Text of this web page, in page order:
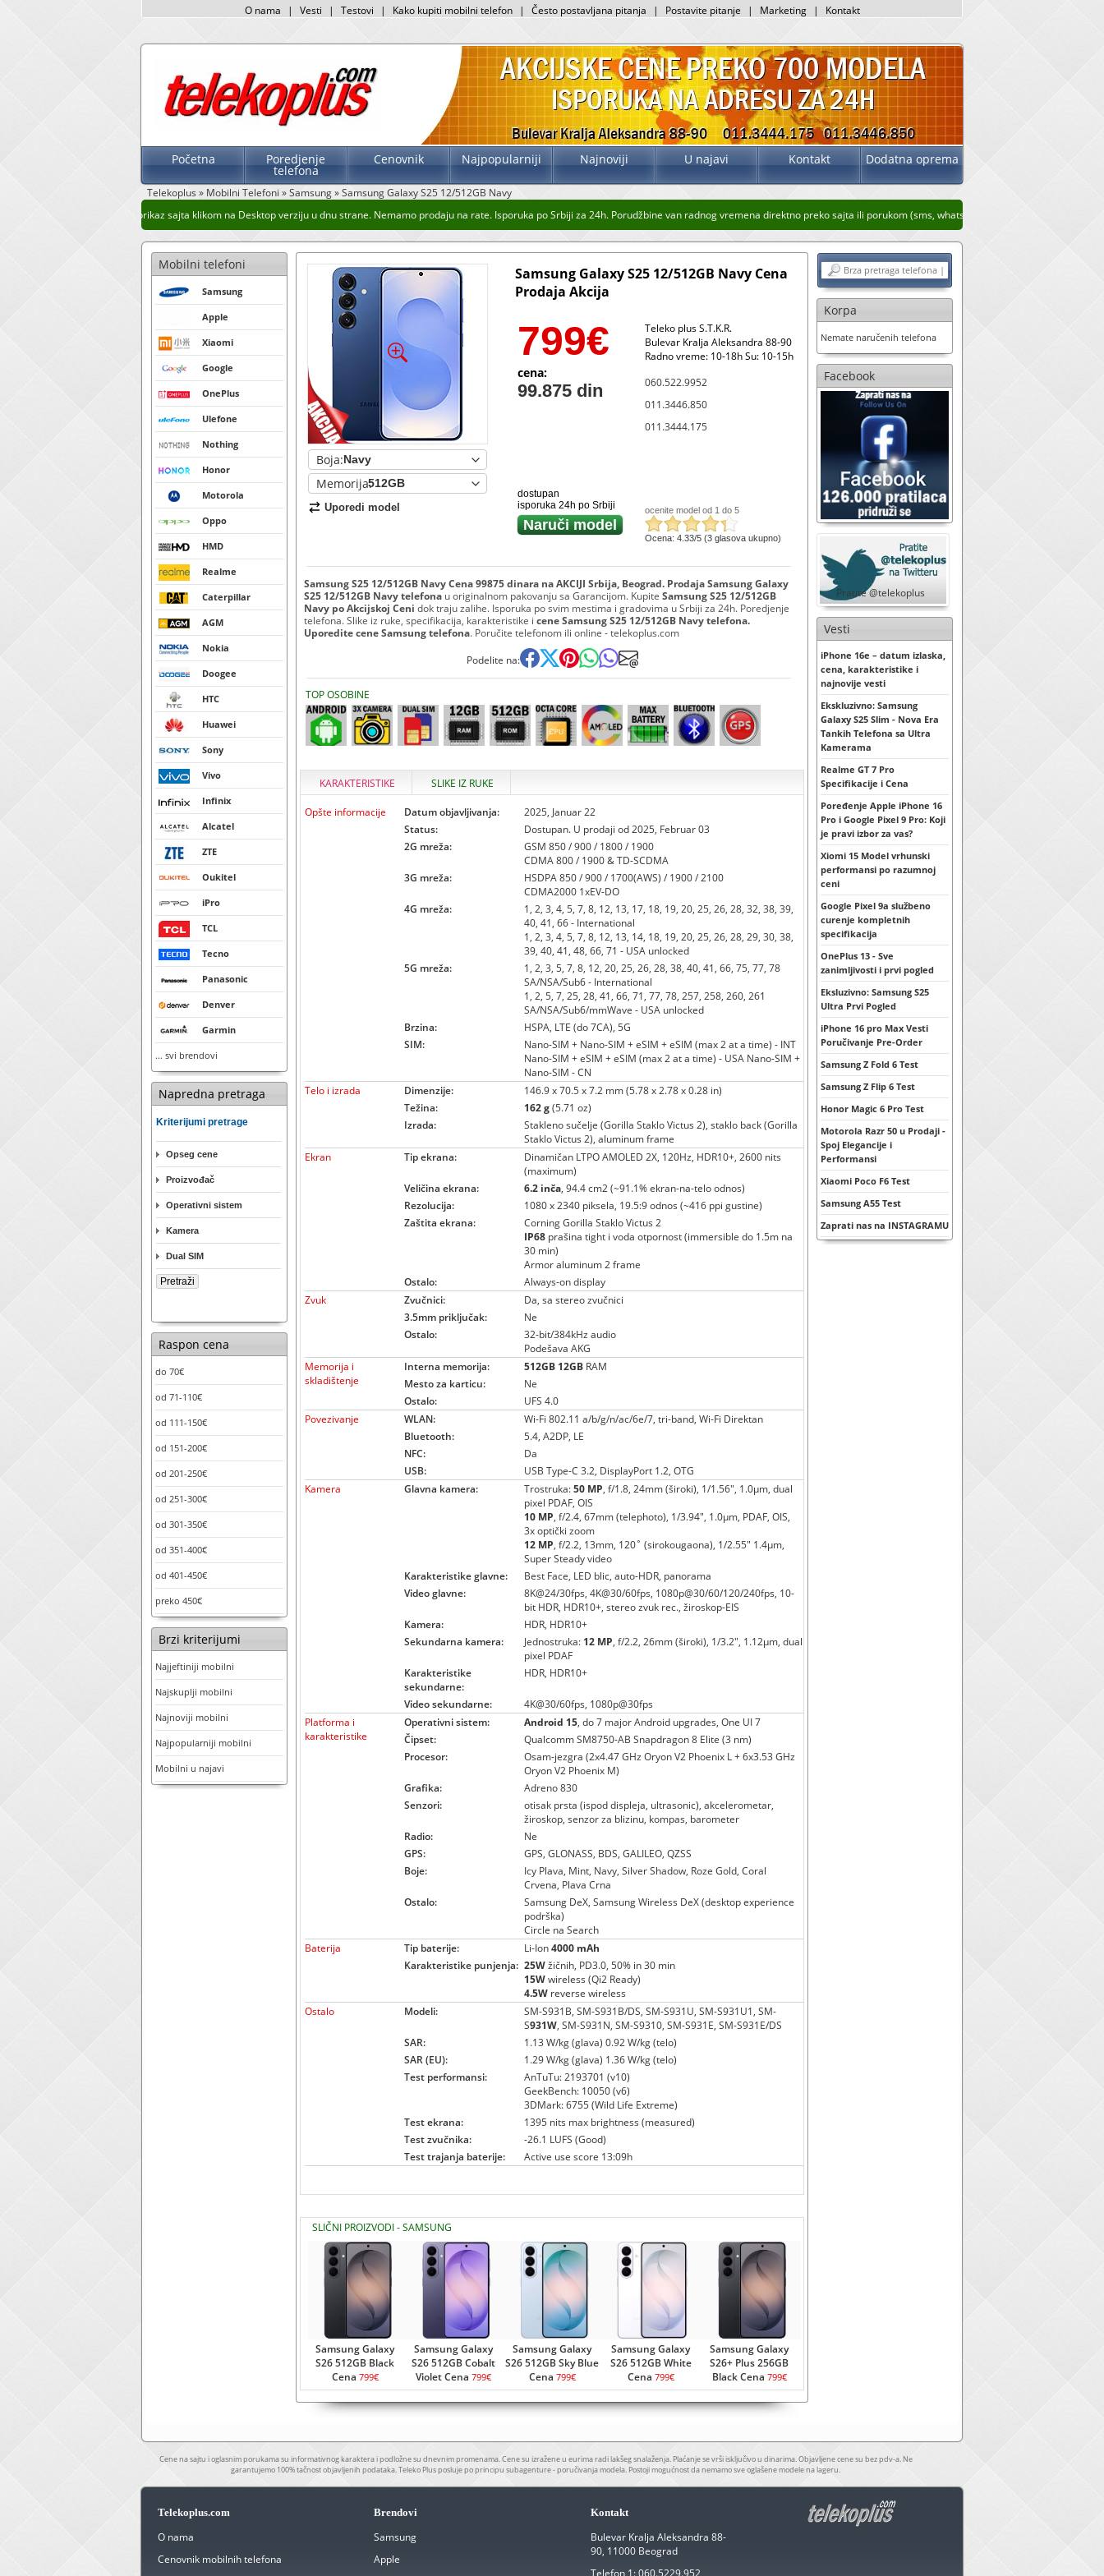
O nama | Vesti | Testovi | Kako kupiti mobilni telefon | Često postavljana pitanja | Postavite pitanje | Marketing | Kontakt
Početna Poredjenje
telefona
Cenovnik Najpopularniji Najnoviji U najavi Kontakt Dodatna oprema
Telekoplus» Mobilni Telefoni »Samsung»Samsung Galaxy S25 12/512GB Navy
Stari prikaz sajta klikom na Desktop verziju u dnu strane. Nemamo prodaju na rate. Isporuka po Srbiji za 24h. Porudžbine van radnog vremena direktno preko sajta ili porukom (sms, whatsup, viber)
Mobilni telefoni
Samsung
Apple
Xiaomi
Google
OnePlus
Ulefone
Nothing
Honor
Motorola
Oppo
HMD
Realme
Caterpillar
AGM
Nokia
Doogee
HTC
Huawei
Sony
Vivo
Infinix
Alcatel
ZTE
Oukitel
iPro
TCL
Tecno
Panasonic
Denver
Garmin
... svi brendovi
Napredna pretraga
Kriterijumi pretrage
Opseg cene
Proizvođač
Operativni sistem
Kamera
Dual SIM
Raspon cena
do 70€
od 71-110€
od 111-150€
od 151-200€
od 201-250€
od 251-300€
od 301-350€
od 351-400€
od 401-450€
preko 450€
Brzi kriterijumi
Najjeftiniji mobilni
Najskuplji mobilni
Najnoviji mobilni
Najpopularniji mobilni
Mobilni u najavi
Boja:
Memorija:
Uporedi model
Samsung Galaxy S25 12/512GB Navy Cena
Prodaja Akcija
799€
cena:
99.875 din
dostupan
isporuka 24h po Srbiji
Naruči model
Teleko plus S.T.K.R.
Bulevar Kralja Aleksandra 88-90
Radno vreme: 10-18h Su: 10-15h
060.522.9952
011.3446.850
011.3444.175
ocenite model od 1 do 5
Ocena: 4.33/5 (3 glasova ukupno)
Samsung S25 12/512GB Navy Cena 99875 dinara na AKCIJI Srbija, Beograd. Prodaja Samsung Galaxy
S25 12/512GB Navy telefona u originalnom pakovanju sa Garancijom. Kupite Samsung S25 12/512GB
Navy po Akcijskoj Ceni dok traju zalihe. Isporuka po svim mestima i gradovima u Srbiji za 24h. Poredjenje
telefona. Slike iz ruke, specifikacija, karakteristike i cene Samsung S25 12/512GB Navy telefona.
Uporedite cene Samsung telefona. Poručite telefonom ili online - telekoplus.com
Podelite na:
TOP OSOBINE
KARAKTERISTIKE SLIKE IZ RUKE
Opšte informacije Datum objavljivanja:
2025, Januar 22
Status:
Dostupan. U prodaji od 2025, Februar 03
2G mreža:
GSM 850 / 900 / 1800 / 1900
CDMA 800 / 1900 & TD-SCDMA
3G mreža:
HSDPA 850 / 900 / 1700(AWS) / 1900 / 2100
CDMA2000 1xEV-DO
4G mreža:
1, 2, 3, 4, 5, 7, 8, 12, 13, 17, 18, 19, 20, 25, 26, 28, 32, 38, 39,
40, 41, 66 - International
1, 2, 3, 4, 5, 7, 8, 12, 13, 14, 18, 19, 20, 25, 26, 28, 29, 30, 38,
39, 40, 41, 48, 66, 71 - USA unlocked
5G mreža:
1, 2, 3, 5, 7, 8, 12, 20, 25, 26, 28, 38, 40, 41, 66, 75, 77, 78
SA/NSA/Sub6 - International
1, 2, 5, 7, 25, 28, 41, 66, 71, 77, 78, 257, 258, 260, 261
SA/NSA/Sub6/mmWave - USA unlocked
Brzina:
HSPA, LTE (do 7CA), 5G
SIM:
Nano-SIM + Nano-SIM + eSIM + eSIM (max 2 at a time) - INT
Nano-SIM + eSIM + eSIM (max 2 at a time) - USA Nano-SIM +
Nano-SIM - CN
Telo i izrada
Dimenzije:
146.9 x 70.5 x 7.2 mm (5.78 x 2.78 x 0.28 in)
Težina:
162 g(5.71 oz)
Izrada:
Stakleno sučelje (Gorilla Staklo Victus 2), staklo back (Gorilla
Staklo Victus 2), aluminum frame
Ekran
Tip ekrana:
Dinamičan LTPO AMOLED 2X, 120Hz, HDR10+, 2600 nits
(maximum)
Veličina ekrana:
6.2 inča, 94.4 cm2 (~91.1% ekran-na-telo odnos)
Rezolucija:
1080 x 2340 piksela, 19.5:9 odnos (~416 ppi gustine)
Zaštita ekrana:
Corning Gorilla Staklo Victus 2
IP68 prašina tight i voda otpornost (immersible do 1.5m na
30 min)
Armor aluminum 2 frame
Ostalo:
Always-on display
Zvuk
Zvučnici:
Da, sa stereo zvučnici
3.5mm priključak:
Ne
Ostalo:
32-bit/384kHz audio
Podešava AKG
Memorija i
skladištenje
Interna memorija: 512GB 12GB RAM
Mesto za karticu:
Ne
Ostalo:
UFS 4.0
Povezivanje
WLAN:
Wi-Fi 802.11 a/b/g/n/ac/6e/7, tri-band, Wi-Fi Direktan
Bluetooth:
5.4, A2DP, LE
NFC:
Da
USB:
USB Type-C 3.2, DisplayPort 1.2, OTG
Kamera
Glavna kamera: Trostruka:50 MP, f/1.8, 24mm (široki), 1/1.56", 1.0µm, dual
pixel PDAF, OIS
10 MP, f/2.4, 67mm (telephoto), 1/3.94", 1.0µm, PDAF, OIS,
3x optički zoom
12 MP, f/2.2, 13mm, 120˚ (sirokougaona), 1/2.55" 1.4µm,
Super Steady video
Karakteristike glavne:
Best Face, LED blic, auto-HDR, panorama
Video glavne:
8K@24/30fps, 4K@30/60fps, 1080p@30/60/120/240fps, 10-
bit HDR, HDR10+, stereo zvuk rec., žiroskop-EIS
Kamera:
HDR, HDR10+
Sekundarna kamera:
Jednostruka: 12 MP, f/2.2, 26mm (široki), 1/3.2", 1.12µm, dual
pixel PDAF
Karakteristike
sekundarne:
HDR, HDR10+
Video sekundarne:
4K@30/60fps, 1080p@30fps
Platforma i
karakteristike
Operativni sistem: Android 15, do 7 major Android upgrades, One UI 7
Čipset:
Qualcomm SM8750-AB Snapdragon 8 Elite (3 nm)
Procesor:
Osam-jezgra (2x4.47 GHz Oryon V2 Phoenix L + 6x3.53 GHz
Oryon V2 Phoenix M)
Grafika:
Adreno 830
Senzori:
otisak prsta (ispod displeja, ultrasonic), akcelerometar,
žiroskop, senzor za blizinu, kompas, barometer
Radio:
Ne
GPS:
GPS, GLONASS, BDS, GALILEO, QZSS
Boje:
Icy Plava, Mint, Navy, Silver Shadow, Roze Gold, Coral
Crvena, Plava Crna
Ostalo:
Samsung DeX, Samsung Wireless DeX (desktop experience
podrška)
Circle na Search
Baterija
Tip baterije: Li-Ion4000 mAh
Karakteristike punjenja: 25Wžičnih, PD3.0, 50% in 30 min
15Wwireless (Qi2 Ready)
4.5W reverse wireless
Ostalo
Modeli:
SM-S931B, SM-S931B/DS, SM-S931U, SM-S931U1, SM-
S931W, SM-S931N, SM-S9310, SM-S931E, SM-S931E/DS
SAR:
1.13 W/kg (glava) 0.92 W/kg (telo)
SAR (EU):
1.29 W/kg (glava) 1.36 W/kg (telo)
Test performansi:
AnTuTu: 2193701 (v10)
GeekBench: 10050 (v6)
3DMark: 6755 (Wild Life Extreme)
Test ekrana:
1395 nits max brightness (measured)
Test zvučnika:
-26.1 LUFS (Good)
Test trajanja baterije:
Active use score 13:09h
SLIČNI PROIZVODI - SAMSUNG
Samsung Galaxy
S26 512GB Black
Cena 799€
Samsung Galaxy
S26 512GB Cobalt
Violet Cena 799€
Samsung Galaxy
S26 512GB Sky Blue
Cena 799€
Samsung Galaxy
S26 512GB White
Cena 799€
Samsung Galaxy
S26+ Plus 256GB
Black Cena 799€
Korpa
Nemate naručenih telefona
Facebook
Pratite @telekoplus
Vesti
iPhone 16e – datum izlaska,
cena, karakteristike i
najnovije vesti
Ekskluzivno: Samsung
Galaxy S25 Slim - Nova Era
Tankih Telefona sa Ultra
Kamerama
Realme GT 7 Pro
Specifikacije i Cena
Poređenje Apple iPhone 16
Pro i Google Pixel 9 Pro: Koji
je pravi izbor za vas?
Xiomi 15 Model vrhunski
performansi po razumnoj
ceni
Google Pixel 9a službeno
curenje kompletnih
specifikacija
OnePlus 13 - Sve
zanimljivosti i prvi pogled
Eksluzivno: Samsung S25
Ultra Prvi Pogled
iPhone 16 pro Max Vesti
Poručivanje Pre-Order
Samsung Z Fold 6 Test
Samsung Z Flip 6 Test
Honor Magic 6 Pro Test
Motorola Razr 50 u Prodaji -
Spoj Elegancije i
Performansi
Xiaomi Poco F6 Test
Samsung A55 Test
Zaprati nas na INSTAGRAMU
Cene na sajtu i oglasnim porukama su informativnog karaktera i podložne su dnevnim promenama. Cene su izražene u eurima radi lakšeg snalaženja. Plaćanje se vrši isključivo u dinarima. Objavljene cene su bez pdv-a. Ne
garantujemo 100% tačnost objavljenih podataka. Teleko Plus posluje po principu subagenture - poručivanja modela. Postoji mogućnost da nemamo sve oglašene modele na lageru.
Telekoplus.com
O nama
Cenovnik mobilnih telefona
Brendovi
Samsung
Apple
Kontakt
Bulevar Kralja Aleksandra 88-
90, 11000 Beograd
Telefon 1:060.5229.952